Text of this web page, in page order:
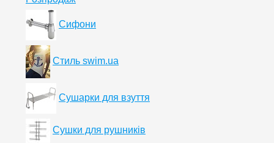
Сифони
Стиль swim.ua
Сушарки для взуття
Сушки для рушників